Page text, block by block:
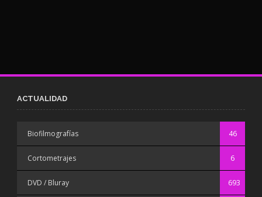
ACTUALIDAD
Biofilmografías 46
Cortometrajes 6
DVD / Bluray 693